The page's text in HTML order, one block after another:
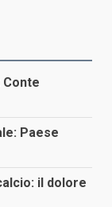
Conte
Paese
il dolore